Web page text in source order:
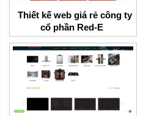
Thiết kế web giá rẻ công ty
cổ phần Red-E